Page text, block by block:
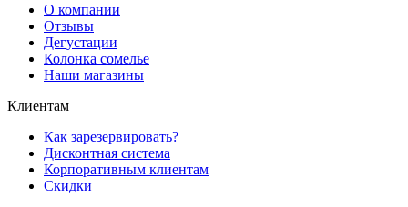
О компании
Отзывы
Дегустации
Колонка сомелье
Наши магазины
Клиентам
Как зарезервировать?
Дисконтная система
Корпоративным клиентам
Скидки